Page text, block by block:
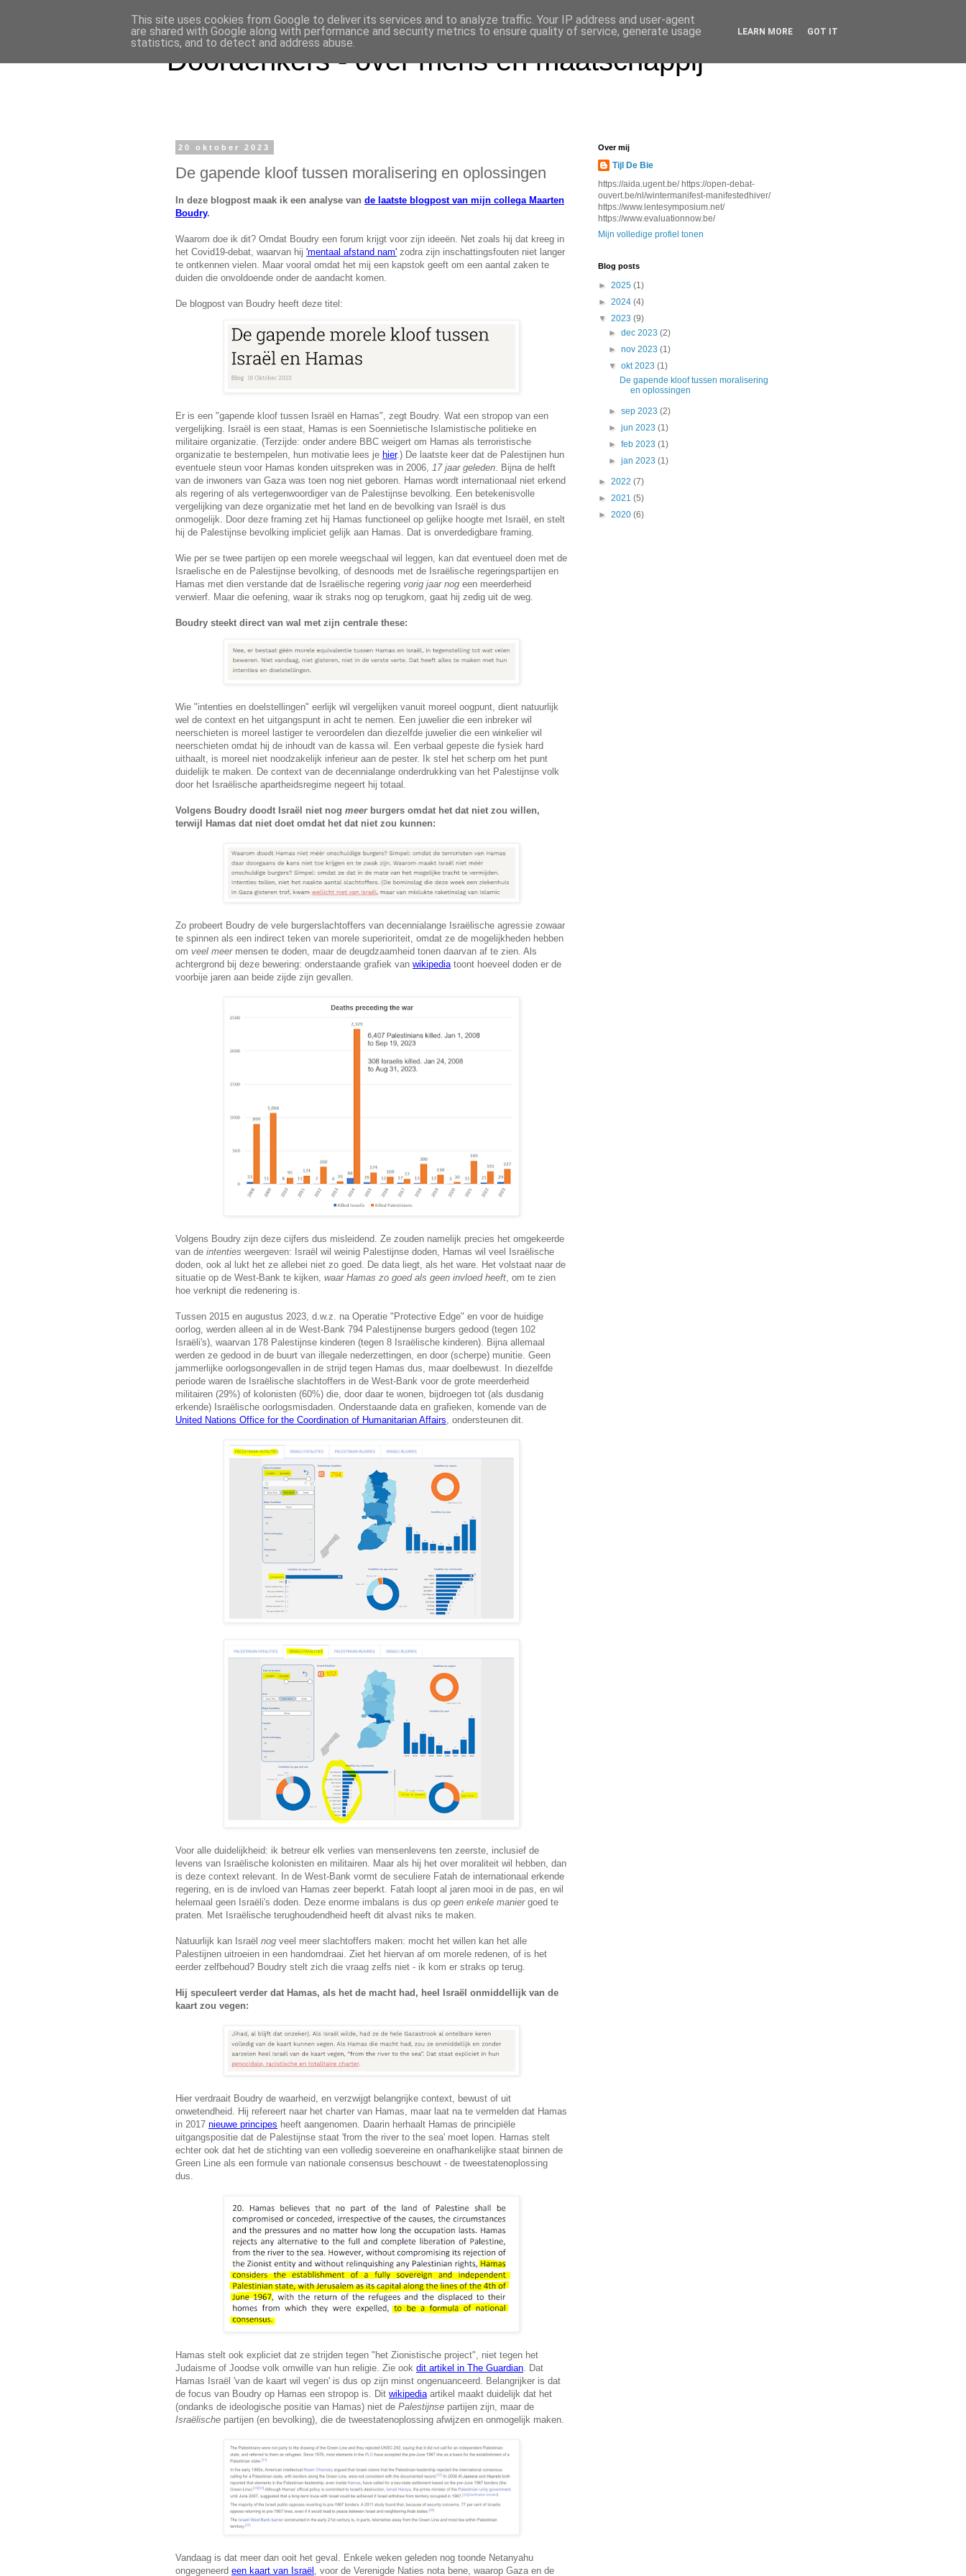
Doordenkers - over mens en maatschappij
20 oktober 2023
De gapende kloof tussen moralisering en oplossingen
In deze blogpost maak ik een analyse van de laatste blogpost van mijn collega Maarten
Boudry.
Waarom doe ik dit? Omdat Boudry een forum krijgt voor zijn ideeën. Net zoals hij dat kreeg in
het Covid19-debat, waarvan hij 'mentaal afstand nam' zodra zijn inschattingsfouten niet langer
te ontkennen vielen. Maar vooral omdat het mij een kapstok geeft om een aantal zaken te
duiden die onvoldoende onder de aandacht komen.
De blogpost van Boudry heeft deze titel:
Er is een "gapende kloof tussen Israël en Hamas", zegt Boudry. Wat een stropop van een
vergelijking. Israël is een staat, Hamas is een Soennietische Islamistische politieke en
militaire organizatie. (Terzijde: onder andere BBC weigert om Hamas als terroristische
organizatie te bestempelen, hun motivatie lees je hier.) De laatste keer dat de Palestijnen hun
eventuele steun voor Hamas konden uitspreken was in 2006,
17 jaar geleden . Bijna de helft
van de inwoners van Gaza was toen nog niet geboren. Hamas wordt internationaal niet erkend
als regering of als vertegenwoordiger van de Palestijnse bevolking. Een betekenisvolle
vergelijking van deze organizatie met het land en de bevolking van Israël is dus
onmogelijk. Door deze framing zet hij Hamas functioneel op gelijke hoogte met Israël, en stelt
hij de Palestijnse bevolking impliciet gelijk aan Hamas. Dat is onverdedigbare framing.
Wie per se twee partijen op een morele weegschaal wil leggen, kan dat eventueel doen met de
Israelische en de Palestijnse bevolking, of desnoods met de Israëlische regeringspartijen en
Hamas met dien verstande dat de Israëlische regering vorig jaar nog een meerderheid
verwierf. Maar die oefening, waar ik straks nog op terugkom, gaat hij zedig uit de weg.
Boudry steekt direct van wal met zijn centrale these:
Wie "intenties en doelstellingen" eerlijk wil vergelijken vanuit moreel oogpunt, dient natuurlijk
wel de context en het uitgangspunt in acht te nemen. Een juwelier die een inbreker wil
neerschieten is moreel lastiger te veroordelen dan diezelfde juwelier die een winkelier wil
neerschieten omdat hij de inhoudt van de kassa wil. Een verbaal gepeste die fysiek hard
uithaalt, is moreel niet noodzakelijk inferieur aan de pester. Ik stel het scherp om het punt
duidelijk te maken. De context van de decennialange onderdrukking van het Palestijnse volk
door het Israëlische apartheidsregime negeert hij totaal.
Volgens Boudry doodt Israël niet nog meer burgers omdat het dat niet zou willen,
terwijl Hamas dat niet doet omdat het dat niet zou kunnen:
Zo probeert Boudry de vele burgerslachtoffers van decennialange Israëlische agressie zowaar
te spinnen als een indirect teken van morele superioriteit, omdat ze de mogelijkheden hebben
om veel meer mensen te doden, maar de deugdzaamheid tonen daarvan af te zien. Als
achtergrond bij deze bewering: onderstaande grafiek van wikipediatoont hoeveel doden er de
voorbije jaren aan beide zijde zijn gevallen.
Volgens Boudry zijn deze cijfers dus misleidend. Ze zouden namelijk precies het omgekeerde
van de intenties weergeven: Israël wil weinig Palestijnse doden, Hamas wil veel Israëlische
doden, ook al lukt het ze allebei niet zo goed. De data liegt, als het ware. Het volstaat naar de
situatie op de West-Bank te kijken, waar Hamas zo goed als geen invloed heeft, om te zien
hoe verknipt die redenering is.
Tussen 2015 en augustus 2023, d.w.z. na Operatie "Protective Edge" en voor de huidige
oorlog, werden alleen al in de West-Bank 794 Palestijnense burgers gedood (tegen 102
Israëli's), waarvan 178 Palestijnse kinderen (tegen 8 Israëlische kinderen). Bijna allemaal
werden ze gedood in de buurt van illegale nederzettingen, en door (scherpe) munitie. Geen
jammerlijke oorlogsongevallen in de strijd tegen Hamas dus, maar doelbewust. In diezelfde
periode waren de Israëlische slachtoffers in de West-Bank voor de grote meerderheid
militairen (29%) of kolonisten (60%) die, door daar te wonen, bijdroegen tot (als dusdanig
erkende) Israëlische oorlogsmisdaden. Onderstaande data en grafieken, komende van de
United Nations Office for the Coordination of Humanitarian Affairs, ondersteunen dit.
Voor alle duidelijkheid: ik betreur elk verlies van mensenlevens ten zeerste, inclusief de
levens van Israëlische kolonisten en militairen. Maar als hij het over moraliteit wil hebben, dan
is deze context relevant. In de West-Bank vormt de seculiere Fatah de internationaal erkende
regering, en is de invloed van Hamas zeer beperkt. Fatah loopt al jaren mooi in de pas, en wil
helemaal geen Israëli's doden. Deze enorme imbalans is dus op geen enkele manier goed te
praten. Met Israëlische terughoudendheid heeft dit alvast niks te maken.
Natuurlijk kan Israël nog veel meer slachtoffers maken: mocht het willen kan het alle
Palestijnen uitroeien in een handomdraai. Ziet het hiervan af om morele redenen, of is het
eerder zelfbehoud? Boudry stelt zich die vraag zelfs niet - ik kom er straks op terug.
Hij speculeert verder dat Hamas, als het de macht had, heel Israël onmiddellijk van de
kaart zou vegen:
Hier verdraait Boudry de waarheid, en verzwijgt belangrijke context, bewust of uit
onwetendheid. Hij refereert naar het charter van Hamas, maar laat na te vermelden dat Hamas
in 2017 nieuwe principes heeft aangenomen. Daarin herhaalt Hamas de principiële
uitgangspositie dat de Palestijnse staat 'from the river to the sea' moet lopen. Hamas stelt
echter ook dat het de stichting van een volledig soevereine en onafhankelijke staat binnen de
Green Line als een formule van nationale consensus beschouwt - de tweestatenoplossing
dus.
Hamas stelt ook expliciet dat ze strijden tegen "het Zionistische project", niet tegen het
Judaisme of Joodse volk omwille van hun religie. Zie ook dit artikel in The Guardian. Dat
Hamas Israël 'van de kaart wil vegen' is dus op zijn minst ongenuanceerd. Belangrijker is dat
de focus van Boudry op Hamas een stropop is. Dit wikipediaartikel maakt duidelijk dat het
(ondanks de ideologische positie van Hamas) niet de Palestijnse partijen zijn, maar de
Israëlische partijen (en bevolking), die de tweestatenoplossing afwijzen en onmogelijk maken.
Vandaag is dat meer dan ooit het geval. Enkele weken geleden nog toonde Netanyahu
ongegeneerd een kaart van Israël , voor de Verenigde Naties nota bene, waarop Gaza en de
Over mij
Tijl De Bie
https://aida.ugent.be/ https://open-debat-
ouvert.be/nl/wintermanifest-manifestedhiver/
https://www.lentesymposium.net/
https://www.evaluationnow.be/
Mijn volledige profiel tonen
Blog posts
► 2025 (1)
► 2024 (4)
▼ 2023 (9)
►dec 2023(2)
►nov 2023(1)
▼okt 2023(1)
De gapende kloof tussen moralisering
en oplossingen
►sep 2023(2)
►jun 2023(1)
►feb 2023(1)
►jan 2023(1)
► 2022 (7)
► 2021 (5)
► 2020 (6)
This site uses cookies from Google to deliver its services and to analyze traffic. Your IP address and user-agent
are shared with Google along with performance and security metrics to ensure quality of service, generate usage
statistics, and to detect and address abuse.
LEARN MORE GOT IT